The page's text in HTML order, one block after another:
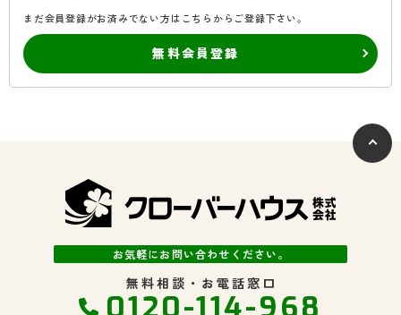
まだ会員登録がお済みでない方はこちらからご登録下さい。
無料会員登録
お気軽にお問い合わせください。
無料相談・お電話窓口